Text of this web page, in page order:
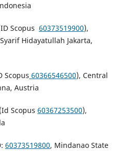
Scopus 60373519900),
Hidayatullah Jakarta,
Scopus 60366546500), Central
Austria
(Id Scopus 60367253500),
60373519800, Mindanao State